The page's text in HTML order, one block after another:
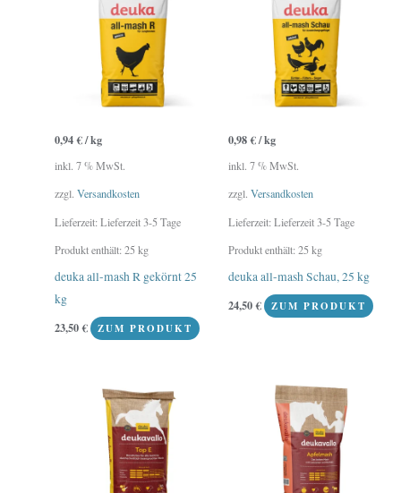
0,94€/kg
inkl. 7 % MwSt.
zzgl.Versandkosten
Lieferzeit:Lieferzeit 3-5 Tage
Produkt enthält: 25kg
deuka all-mash R gekörnt 25
kg
23,50€ ZUM PRODUKT
0,98€/kg
inkl. 7 % MwSt.
zzgl. Versandkosten
Lieferzeit:Lieferzeit 3-5 Tage
Produkt enthält: 25kg
deuka all-mash Schau, 25 kg
24,50€ ZUM PRODUKT